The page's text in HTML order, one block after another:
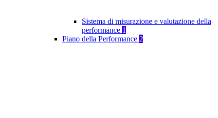
Sistema di misurazione e valutazione della
performance 1
Piano della Performance 2